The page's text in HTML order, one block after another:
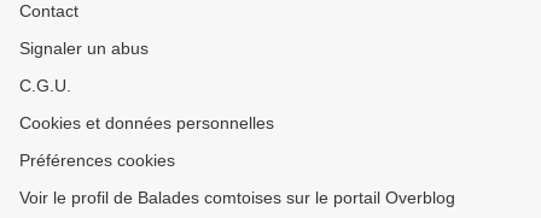
Contact
Signaler un abus
C.G.U.
Cookies et données personnelles
Préférences cookies
Voir le profil de Balades comtoises sur le portail Overblog